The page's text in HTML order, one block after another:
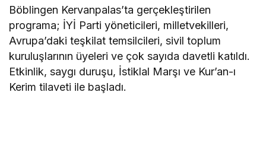
Böblingen Kervanpalas’ta gerçekleştirilen
programa; İYİ Parti yöneticileri, milletvekilleri,
Avrupa’daki teşkilat temsilcileri, sivil toplum
kuruluşlarının üyeleri ve çok sayıda davetli katıldı.
Etkinlik, saygı duruşu, İstiklal Marşı ve Kur’an-ı
Kerim tilaveti ile başladı.